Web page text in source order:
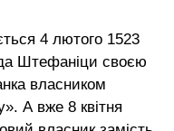
4 лютого 1523
Штефаніци своєю
власником
А вже 8 квітня